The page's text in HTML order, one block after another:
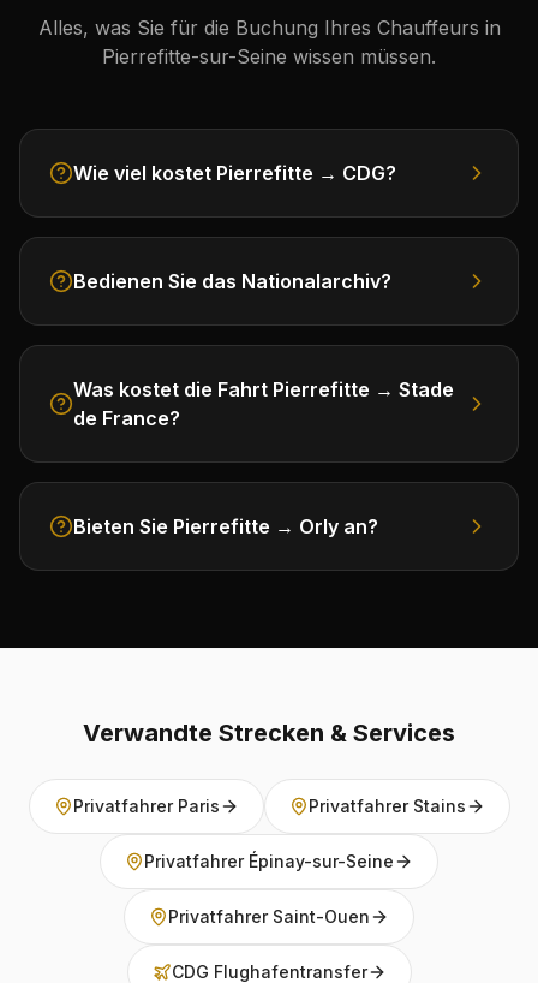
Alles, was Sie für die Buchung Ihres Chauffeurs in
Pierrefitte-sur-Seine wissen müssen.
Wie viel kostet Pierrefitte → CDG?
Bedienen Sie das Nationalarchiv?
Was kostet die Fahrt Pierrefitte → Stade
de France?
Bieten Sie Pierrefitte → Orly an?
Verwandte Strecken & Services
Privatfahrer Paris Privatfahrer Stains
Privatfahrer Épinay-sur-Seine
Privatfahrer Saint-Ouen
CDG Flughafentransfer